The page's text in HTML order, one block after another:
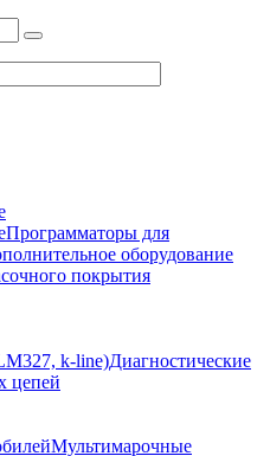
Программаторы для
оборудование
покрытия
k-line)Диагностические
цепей
Мультимарочные